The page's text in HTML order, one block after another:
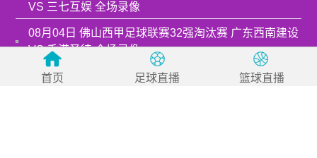
VS 三七互娱 全场录像
08月04日 佛山西甲足球联赛32强淘汰赛 广东西南建设
VS 香港圣徒 全场录像
08月04日 佛山西甲足球联赛32强淘汰赛 藝品高國際
首页 足球直播 篮球直播